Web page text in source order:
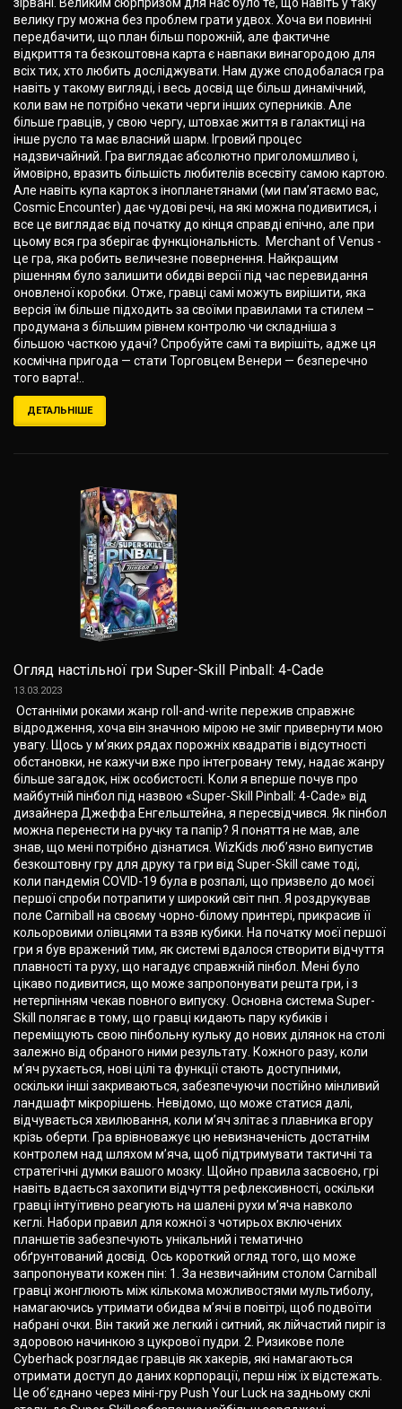
велику гру можна без проблем грати удвох. Хоча ви повинні
передбачити, що план більш порожній, але фактичне
відкриття та безкоштовна карта є навпаки винагородою для
всіх тих, хто любить досліджувати. Нам дуже сподобалася гра
навіть у такому вигляді, і весь досвід ще більш динамічний,
коли вам не потрібно чекати черги інших суперників. Але
більше гравців, у свою чергу, штовхає життя в галактиці на
інше русло та має власний шарм. Ігровий процес
надзвичайний. Гра виглядає абсолютно приголомшливо і,
ймовірно, вразить більшість любителів всесвіту самою картою.
Але навіть купа карток з інопланетянами (ми пам’ятаємо вас,
Cosmic Encounter) дає чудові речі, на які можна подивитися, і
все це виглядає від початку до кінця справді епічно, але при
цьому вся гра зберігає функціональність. Merchant of Venus -
це гра, яка робить величезне повернення. Найкращим
рішенням було залишити обидві версії під час перевидання
оновленої коробки. Отже, гравці самі можуть вирішити, яка
версія їм більше підходить за своїми правилами та стилем –
продумана з більшим рівнем контролю чи складніша з
більшою часткою удачі? Спробуйте самі та вирішіть, адже ця
космічна пригода — стати Торговцем Венери — безперечно
того варта!..
ДЕТАЛЬНІШЕ
Огляд настільної гри Super-Skill Pinball: 4-Cade
13.03.2023
Останніми роками жанр roll-and-write пережив справжнє
відродження, хоча він значною мірою не зміг привернути мою
увагу. Щось у м’яких рядах порожніх квадратів і відсутності
обстановки, не кажучи вже про інтегровану тему, надає жанру
більше загадок, ніж особистості. Коли я вперше почув про
майбутній пінбол під назвою «Super-Skill Pinball: 4-Cade» від
дизайнера Джеффа Енгельштейна, я пересвідчився. Як пінбол
можна перенести на ручку та папір? Я поняття не мав, але
знав, що мені потрібно дізнатися. WizKids люб’язно випустив
безкоштовну гру для друку та гри від Super-Skill саме тоді,
коли пандемія COVID-19 була в розпалі, що призвело до моєї
першої спроби потрапити у широкий світ пнп. Я роздрукував
поле Carniball на своєму чорно-білому принтері, прикрасив її
кольоровими олівцями та взяв кубики. На початку моєї першої
гри я був вражений тим, як системі вдалося створити відчуття
плавності та руху, що нагадує справжній пінбол. Мені було
цікаво подивитися, що може запропонувати решта гри, і з
нетерпінням чекав повного випуску. Основна система Super-
Skill полягає в тому, що гравці кидають пару кубиків і
переміщують свою пінбольну кульку до нових ділянок на столі
залежно від обраного ними результату. Кожного разу, коли
м’яч рухається, нові цілі та функції стають доступними,
оскільки інші закриваються, забезпечуючи постійно мінливий
ландшафт мікрорішень. Невідомо, що може статися далі,
відчувається хвилювання, коли м’яч злітає з плавника вгору
крізь оберти. Гра врівноважує цю невизначеність достатнім
контролем над шляхом м’яча, щоб підтримувати тактичні та
стратегічні думки вашого мозку. Щойно правила засвоєно, грі
навіть вдається захопити відчуття рефлексивності, оскільки
гравці інтуїтивно реагують на шалені рухи м’яча навколо
кеглі. Набори правил для кожної з чотирьох включених
планшетів забезпечують унікальний і тематично
обґрунтований досвід. Ось короткий огляд того, що може
запропонувати кожен пін: 1. За незвичайним столом Carniball
гравці жонглюють між кількома можливостями мультиболу,
намагаючись утримати обидва м’ячі в повітрі, щоб подвоїти
набрані очки. Він такий же легкий і ситний, як лійчастий пиріг із
здоровою начинкою з цукрової пудри. 2. Ризикове поле
Cyberhack розглядає гравців як хакерів, які намагаються
отримати доступ до даних корпорації, перш ніж їх відстежать.
Це об’єднано через міні-гру Push Your Luck на задньому склі